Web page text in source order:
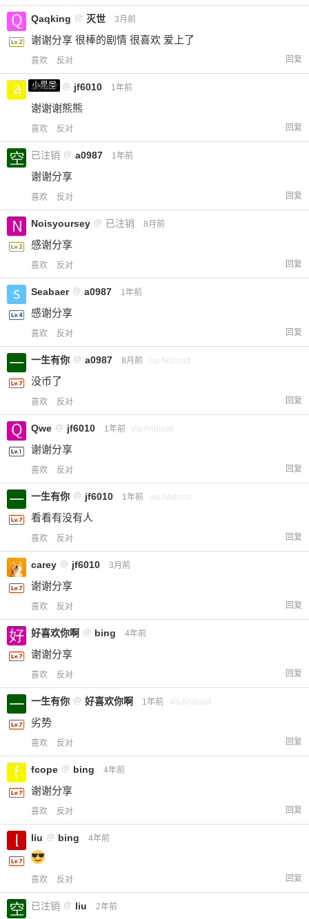
Qaqking @ 灭世 3月前
谢谢分享 很棒的剧情 很喜欢 爱上了
喜欢 反对 回复
小黑屋
a0987 @ jf6010 1年前
谢谢谢熊熊
喜欢 反对 回复
已注销 @ a0987 1年前
谢谢分享
喜欢 反对 回复
Noisyoursey @ 已注销 8月前
感谢分享
喜欢 反对 回复
Seabaer @ a0987 1年前
感谢分享
喜欢 反对 回复
一生有你 @ a0987 8月前 via Android
没币了
喜欢 反对 回复
Qwe @ jf6010 1年前 via Android
谢谢分享
喜欢 反对 回复
一生有你 @ jf6010 1年前 via Android
看看有没有人
喜欢 反对 回复
carey @ jf6010 3月前
谢谢分享
喜欢 反对 回复
好喜欢你啊 @ bing 4年前
谢谢分享
喜欢 反对 回复
一生有你 @ 好喜欢你啊 1年前 via Android
劣势
喜欢 反对 回复
fcope @ bing 4年前
谢谢分享
喜欢 反对 回复
liu @ bing 4年前
喜欢 反对 回复
已注销 @ liu 2年前